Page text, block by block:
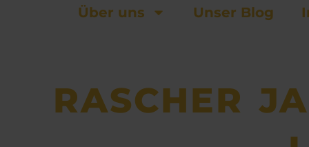
Über uns Unser Blog
RASCHER